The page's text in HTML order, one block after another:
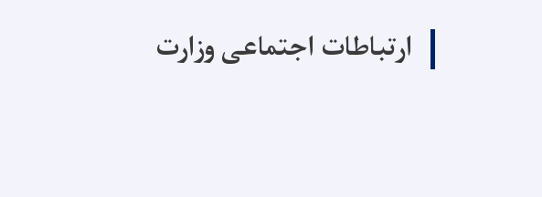
ارتباطات اجتماعی وزارت